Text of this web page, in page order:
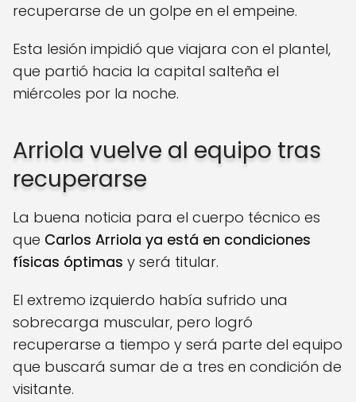
recuperarse de un golpe en el empeine.
Esta lesión impidió que viajara con el plantel,
que partió hacia la capital salteña el
miércoles por la noche.
Arriola vuelve al equipo tras
recuperarse
La buena noticia para el cuerpo técnico es
que Carlos Arriola ya está en condiciones
físicas óptimas y será titular.
El extremo izquierdo había sufrido una
sobrecarga muscular, pero logró
recuperarse a tiempo y será parte del equipo
que buscará sumar de a tres en condición de
visitante.